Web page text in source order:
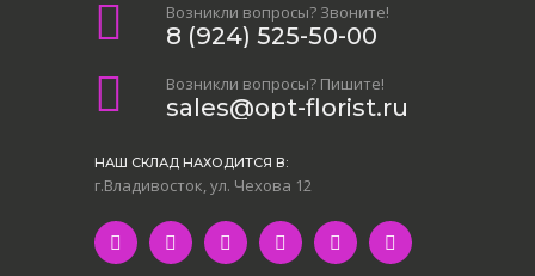
Возникли вопросы? Звоните!
8 (924) 525-50-00
Возникли вопросы? Пишите!
sales@opt-florist.ru
НАШ СКЛАД НАХОДИТСЯ В:
г.Владивосток, ул. Чехова 12